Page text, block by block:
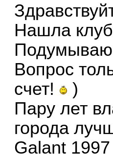
Нашла
Подумываю
Вопрос
счет!
)
Пару лет
города
Galant